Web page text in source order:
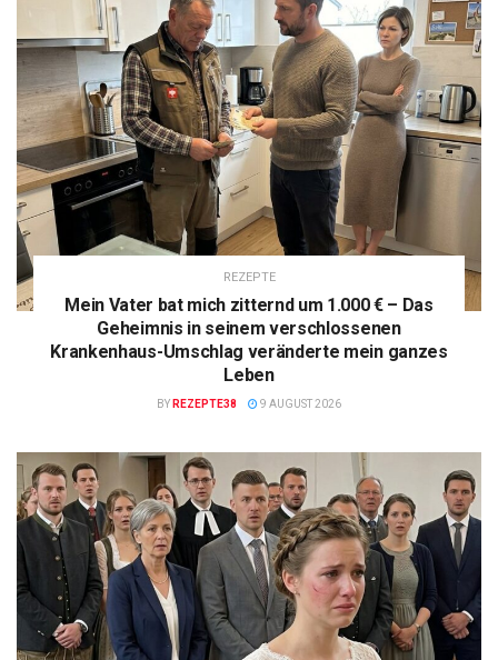
REZEPTE
Mein Vater bat mich zitternd um 1.000 € – Das
Geheimnis in seinem verschlossenen
Krankenhaus-Umschlag veränderte mein ganzes
Leben
BY REZEPTE38 9 AUGUST 2026